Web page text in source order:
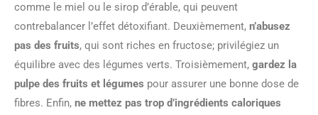
comme le miel ou le sirop d’érable, qui peuvent
contrebalancer l’effet détoxifiant. Deuxièmement, n’abusez
pas des fruits, qui sont riches en fructose; privilégiez un
équilibre avec des légumes verts. Troisièmement, gardez la
pulpe des fruits et légumes pour assurer une bonne dose de
fibres. Enfin, ne mettez pas trop d’ingrédients caloriques